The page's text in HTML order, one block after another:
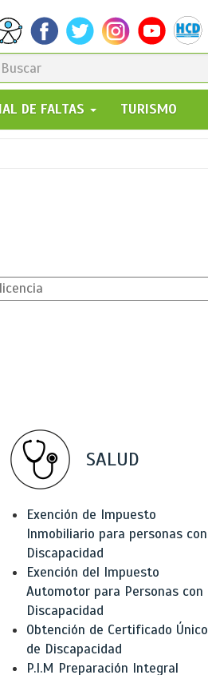
DE FALTAS TURISMO
SALUD
Exención de Impuesto
Inmobiliario para personas con
Discapacidad
Exención del Impuesto
Automotor para Personas con
Discapacidad
Obtención de Certificado Único
de Discapacidad
P.I.M Preparación Integral